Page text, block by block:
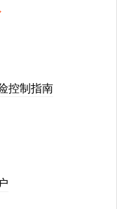
控制指南